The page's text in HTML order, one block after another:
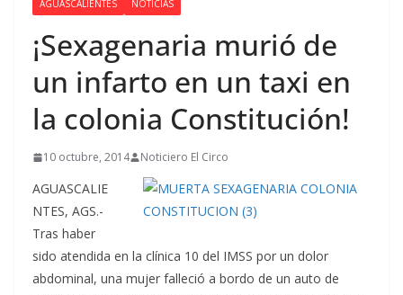
AGUASCALIENTES NOTICIAS
¡Sexagenaria murió de
un infarto en un taxi en
la colonia Constitución!
10 octubre, 2014 Noticiero El Circo
AGUASCALIE
NTES, AGS.-
Tras haber
sido atendida en la clínica 10 del IMSS por un dolor
abdominal, una mujer falleció a bordo de un auto de